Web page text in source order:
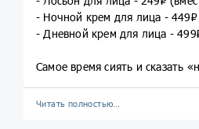
- Ночной крем для лица -
- Дневной крем для лица -
Самое время сиять и сказать
Читать полностью…